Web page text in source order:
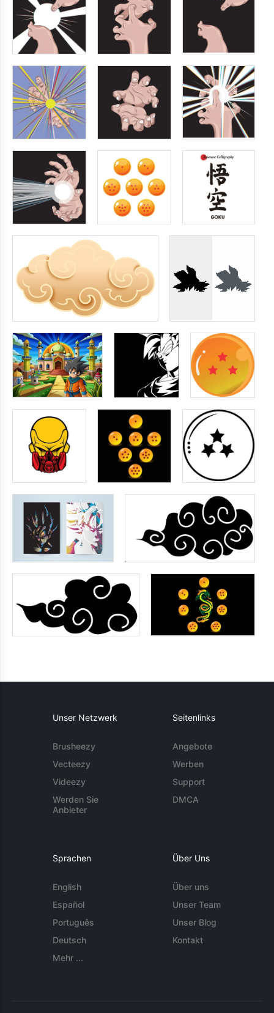
Unser Netzwerk
Brusheezy
Vecteezy
Videezy
Werden Sie
Anbieter
Seitenlinks
Angebote
Werben
Support
DMCA
Sprachen
English
Español
Português
Deutsch
Mehr ...
Über Uns
Über uns
Unser Team
Unser Blog
Kontakt